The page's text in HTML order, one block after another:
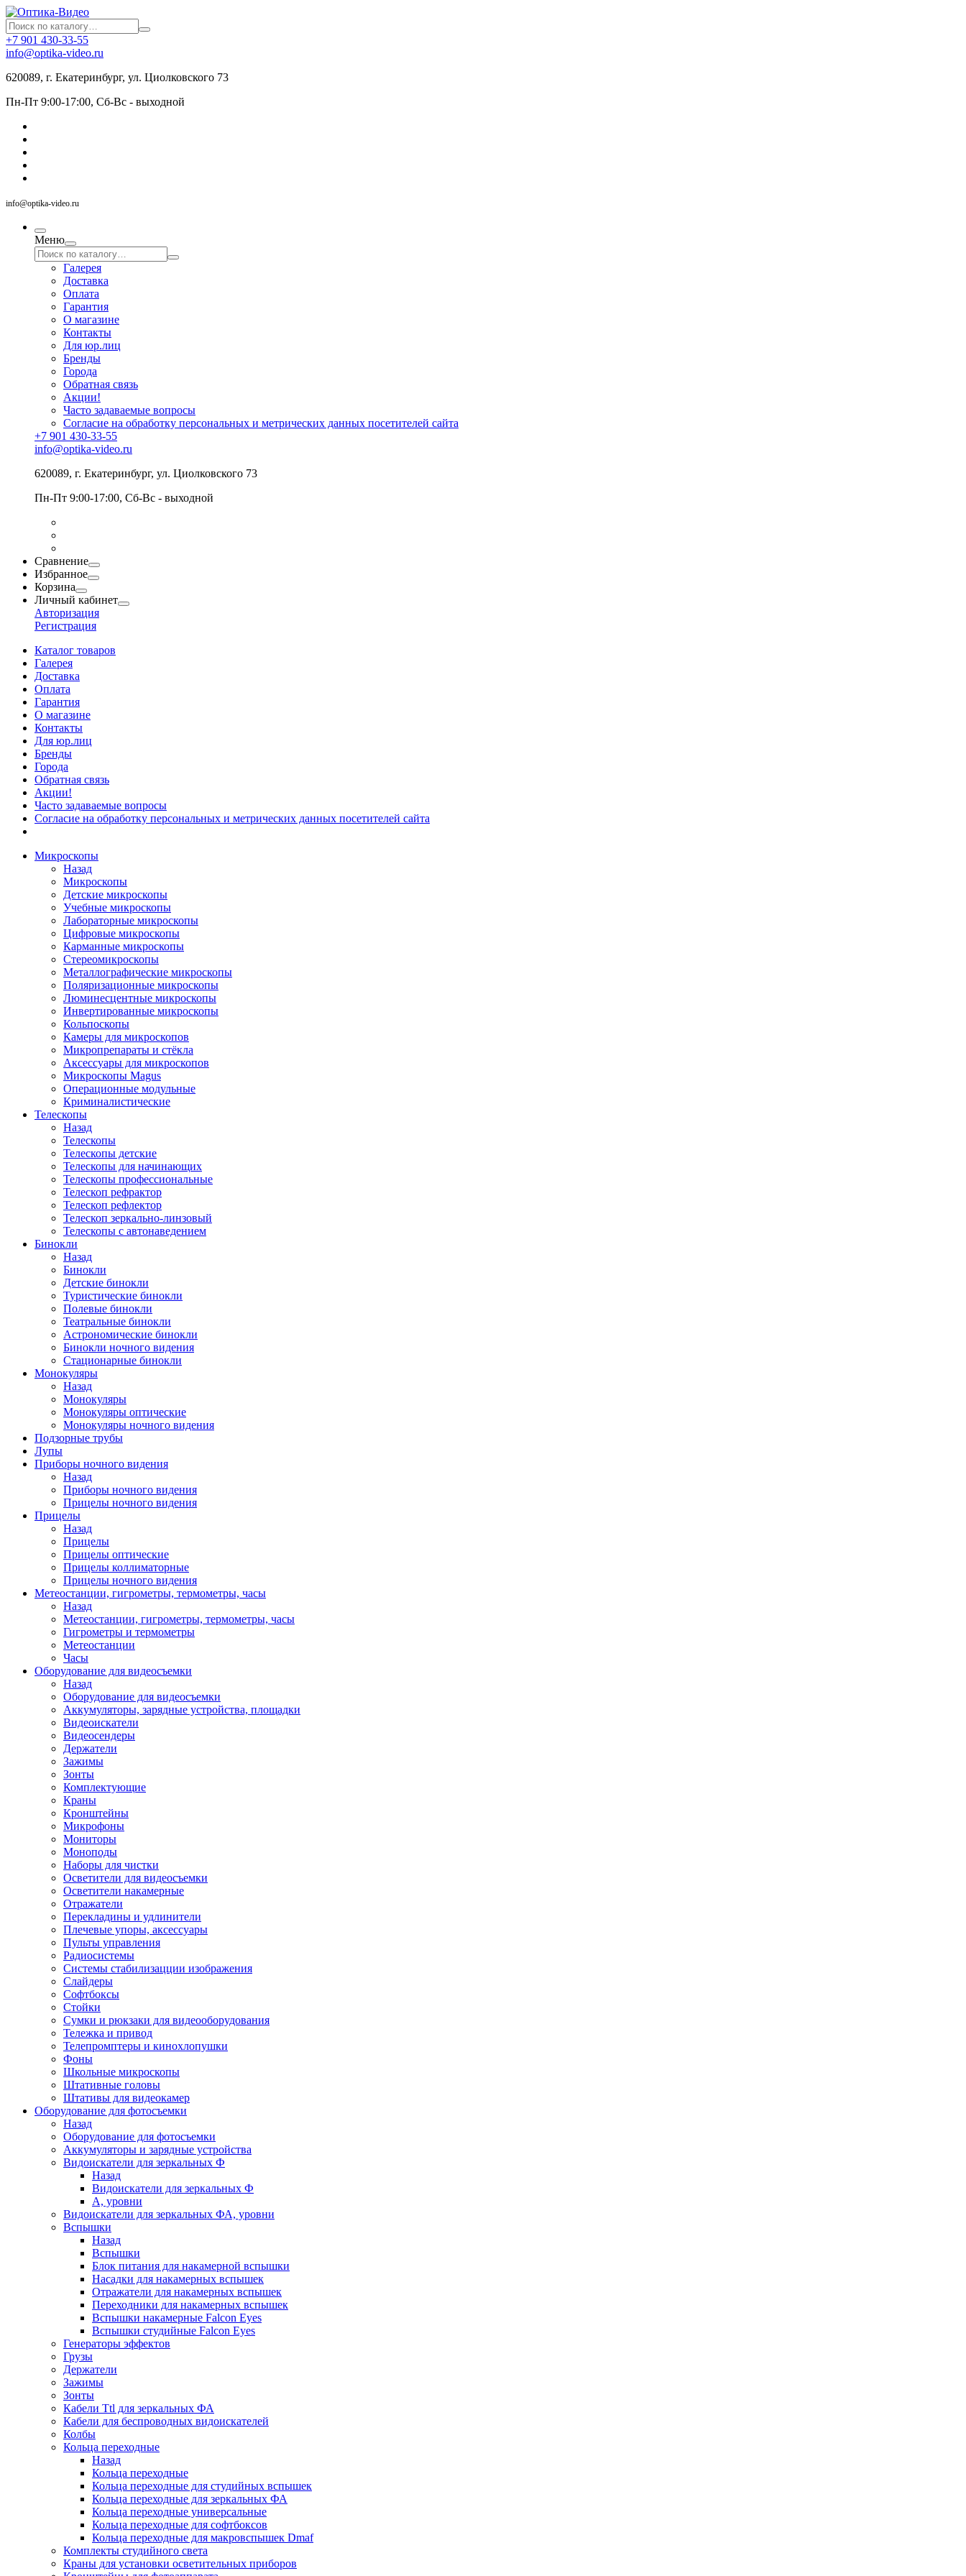
+7 901 430-33-55
info@optika-video.ru
620089, г. Екатеринбург, ул. Циолковского 73
Пн-Пт 9:00-17:00, Сб-Вс - выходной
info@optika-video.ru
Меню
Галерея
Доставка
Оплата
Гарантия
О магазине
Контакты
Для юр.лиц
Бренды
Города
Обратная связь
Акции!
Часто задаваемые вопросы
Согласие на обработку персональных и метрических данных посетителей сайта
+7 901 430-33-55
info@optika-video.ru
620089, г. Екатеринбург, ул. Циолковского 73
Пн-Пт 9:00-17:00, Сб-Вс - выходной
Сравнение
Избранное
Корзина
Личный кабинет
Авторизация
Регистрация
Каталог товаров
Галерея
Доставка
Оплата
Гарантия
О магазине
Контакты
Для юр.лиц
Бренды
Города
Обратная связь
Акции!
Часто задаваемые вопросы
Согласие на обработку персональных и метрических данных посетителей сайта
Микроскопы
Назад
Микроскопы
Детские микроскопы
Учебные микроскопы
Лабораторные микроскопы
Цифровые микроскопы
Карманные микроскопы
Стереомикроскопы
Металлографические микроскопы
Поляризационные микроскопы
Люминесцентные микроскопы
Инвертированные микроскопы
Кольпоскопы
Камеры для микроскопов
Микропрепараты и стёкла
Аксессуары для микроскопов
Микроскопы Magus
Операционные модульные
Криминалистические
Телескопы
Назад
Телескопы
Телескопы детские
Телескопы для начинающих
Телескопы профессиональные
Телескоп рефрактор
Телескоп рефлектор
Телескоп зеркально-линзовый
Телескопы с автонаведением
Бинокли
Назад
Бинокли
Детские бинокли
Туристические бинокли
Полевые бинокли
Театральные бинокли
Астрономические бинокли
Бинокли ночного видения
Стационарные бинокли
Монокуляры
Назад
Монокуляры
Монокуляры оптические
Монокуляры ночного видения
Подзорные трубы
Лупы
Приборы ночного видения
Назад
Приборы ночного видения
Прицелы ночного видения
Прицелы
Назад
Прицелы
Прицелы оптические
Прицелы коллиматорные
Прицелы ночного видения
Метеостанции, гигрометры, термометры, часы
Назад
Метеостанции, гигрометры, термометры, часы
Гигрометры и термометры
Метеостанции
Часы
Оборудование для видеосъемки
Назад
Оборудование для видеосъемки
Аккумуляторы, зарядные устройства, площадки
Видеоискатели
Видеосендеры
Держатели
Зажимы
Зонты
Комплектующие
Краны
Кронштейны
Микрофоны
Мониторы
Моноподы
Наборы для чистки
Осветители для видеосъемки
Осветители накамерные
Отражатели
Перекладины и удлинители
Плечевые упоры, аксессуары
Пульты управления
Радиосистемы
Системы стабилизацции изображения
Слайдеры
Софтбоксы
Стойки
Сумки и рюкзаки для видеооборудования
Тележка и привод
Телепромптеры и кинохлопушки
Фоны
Школьные микроскопы
Штативные головы
Штативы для видеокамер
Оборудование для фотосъемки
Назад
Оборудование для фотосъемки
Аккумуляторы и зарядные устройства
Видоискатели для зеркальных Ф
Назад
Видоискатели для зеркальных Ф
А, уровни
Видоискатели для зеркальных ФА, уровни
Вспышки
Назад
Вспышки
Блок питания для накамерной вспышки
Насадки для накамерных вспышек
Отражатели для накамерных вспышек
Переходники для накамерных вспышек
Вспышки накамерные Falcon Eyes
Вспышки студийные Falcon Eyes
Генераторы эффектов
Грузы
Держатели
Зажимы
Зонты
Кабели Ttl для зеркальных ФА
Кабели для беспроводных видоискателей
Колбы
Кольца переходные
Назад
Кольца переходные
Кольца переходные для студийных вспышек
Кольца переходные для зеркальных ФА
Кольца переходные универсальные
Кольца переходные для софтбоксов
Кольца переходные для макровспышек Dmaf
Комплекты студийного света
Краны для установки осветительных приборов